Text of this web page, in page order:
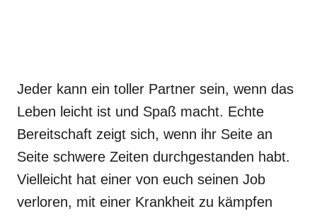
Jeder kann ein toller Partner sein, wenn das
Leben leicht ist und Spaß macht. Echte
Bereitschaft zeigt sich, wenn ihr Seite an
Seite schwere Zeiten durchgestanden habt.
Vielleicht hat einer von euch seinen Job
verloren, mit einer Krankheit zu kämpfen